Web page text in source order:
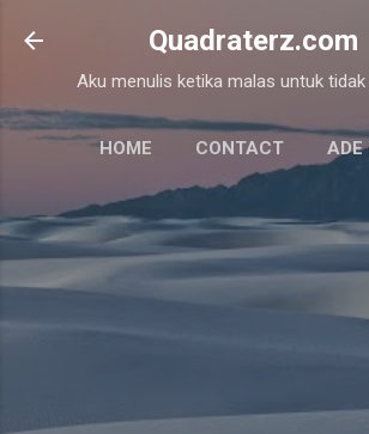
Skip to main content
Quadraterz.com
Aku menulis ketika malas untuk tidak
HOME CONTACT ADE
PRIVACY